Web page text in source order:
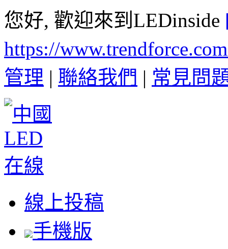
您好, 歡迎來到LEDinside
https://
管理 | 聯絡我們 | 常見問
線上投稿
手機版